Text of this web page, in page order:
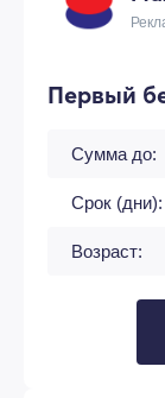
Первый
Сумма до:
Срок (дни):
Возраст: